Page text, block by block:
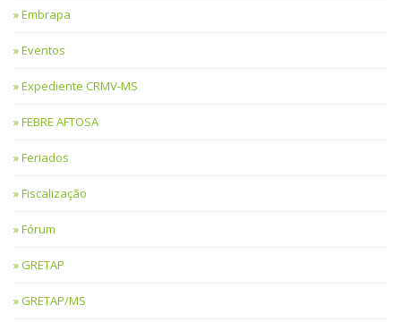
Embrapa
Eventos
Expediente CRMV-MS
FEBRE AFTOSA
Feriados
Fiscalização
Fórum
GRETAP
GRETAP/MS